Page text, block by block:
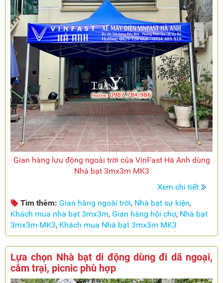
Gian hàng lưu động ngoài trời của VinFast Hà Anh dùng
Nhà bạt 3mx3m MK3
Xem chi tiết
Tìm thêm: Gian hàng ngoài trời, Nhà bạt sự kiện,
Khách mua nhà bạt 3mx3m, Gian hàng hội chợ, Nhà bạt
3mx3m MK3, Khách mua Nhà bạt 3mx3m MK3
Lựa chọn Nhà bạt di động dùng đi dã ngoại,
cắm trại, picnic phù hợp